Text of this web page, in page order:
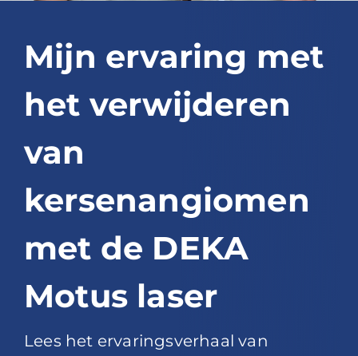
Mijn ervaring met
het verwijderen
van
kersenangiomen
met de DEKA
Motus laser
Lees het ervaringsverhaal van